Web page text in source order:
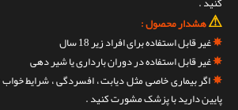
⚠هشدار محصول :
✵غیر قابل استفاده برای افراد زیر 18 سال
✵غیر قابل استفاده در دوران بارداری یا شیر دهی
✵اگر بیماری خاصی مثل دیابت ، افسردگی ، شرایط خواب
پایین دارید با پزشک مشورت کنید .